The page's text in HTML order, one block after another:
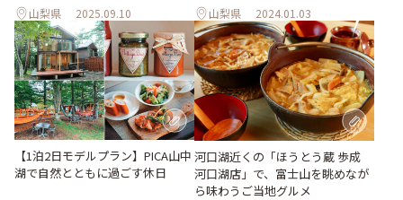
山梨県 2025.09.10 山梨県 2024.01.03
【1泊2日モデルプラン】PICA山中
湖で自然とともに過ごす休日
河口湖近くの「ほうとう蔵 歩成
河口湖店」で、富士山を眺めなが
ら味わうご当地グルメ